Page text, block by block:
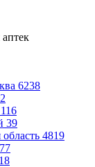
6238
116
39
4819